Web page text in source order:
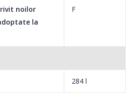
ajustabil
de functionare dorit.
noilor
la
F
284 l